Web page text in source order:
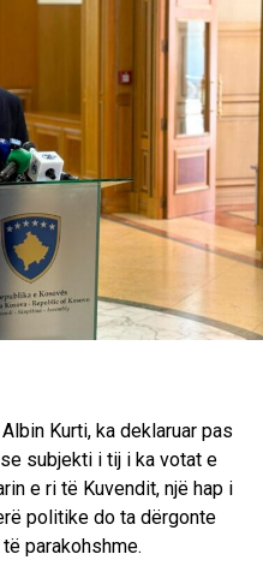
Kurti, ka deklaruar pas
subjekti i tij i ka votat e
e ri të Kuvendit, një hap i
politike do ta dërgonte
parakohshme.